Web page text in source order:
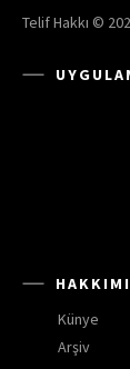
Telif Hakkı ©
Künye
Arşiv